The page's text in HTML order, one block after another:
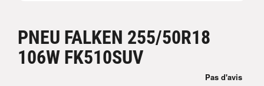
PNEU FALKEN 255/50R18
106W FK510SUV